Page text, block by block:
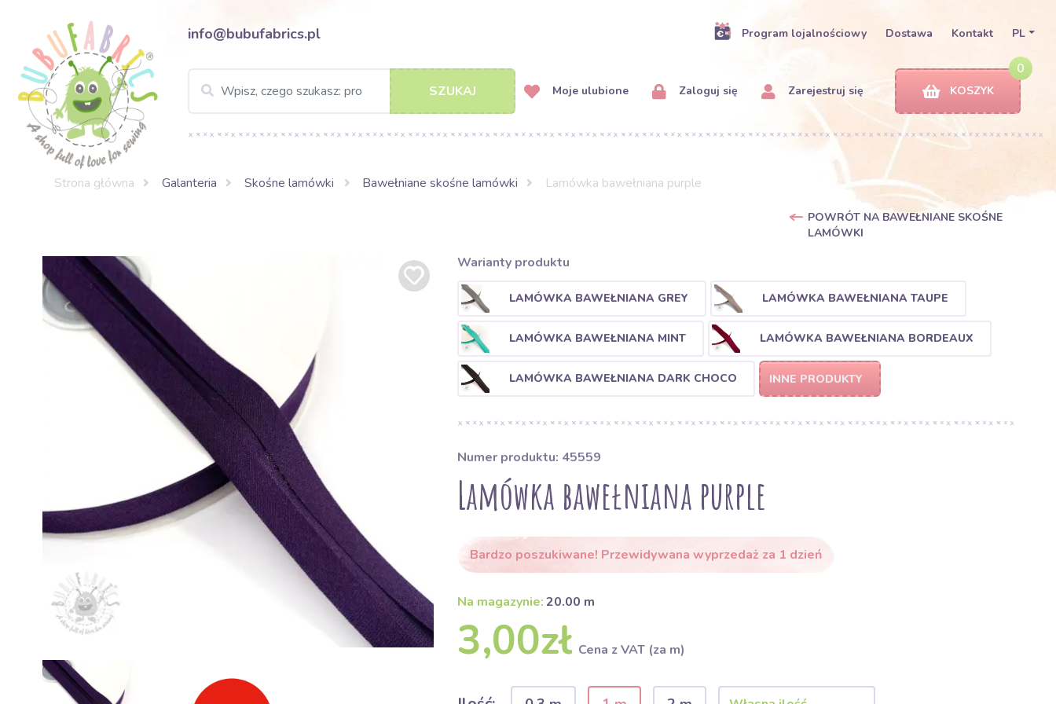
info@bubufabrics.pl Program lojalnościowy Dostawa Kontakt PL
SZUKAJ Moje ulubione Zaloguj się Zarejestruj się
0
KOSZYK
Strona główna Galanteria Skośne lamówki Bawełniane skośne lamówki Lamówka bawełniana purple
POWRÓT NA BAWEŁNIANE SKOŚNE
LAMÓWKI
Warianty produktu
LAMÓWKA BAWEŁNIANA GREY LAMÓWKA BAWEŁNIANA TAUPE
LAMÓWKA BAWEŁNIANA MINT LAMÓWKA BAWEŁNIANA BORDEAUX
LAMÓWKA BAWEŁNIANA DARK CHOCO INNE PRODUKTY
Numer produktu: 45559
Lamówka bawełniana purple
Bardzo poszukiwane! Przewidywana wyprzedaż za 1 dzień
Na magazynie:20.00 m
3,00zł Cena z VAT (za m)